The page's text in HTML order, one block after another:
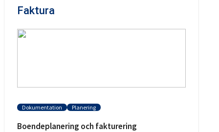
Faktura
Dokumentation Planering
Boendeplanering och fakturering